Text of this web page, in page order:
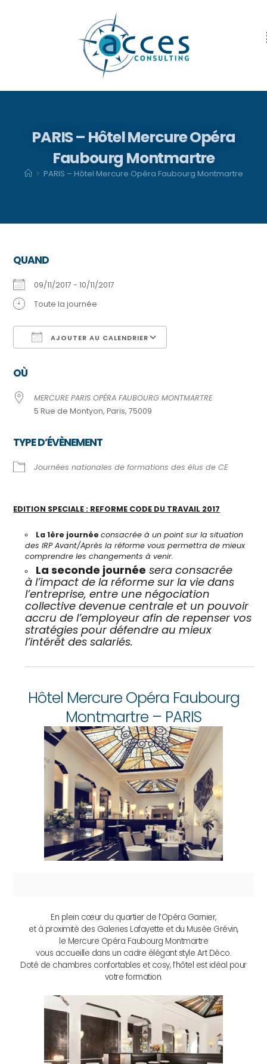
PARIS – Hôtel Mercure Opéra
Faubourg Montmartre
> PARIS – Hôtel Mercure Opéra Faubourg Montmartre
QUAND
09/11/2017 - 10/11/2017
Toute la journée
AJOUTER AU CALENDRIER
OÙ
MERCURE PARIS OPÉRA FAUBOURG MONTMARTRE
5 Rue de Montyon, Paris, 75009
TYPE D’ÉVÈNEMENT
Journées nationales de formations des élus de CE
EDITION SPECIALE : REFORME CODE DU TRAVAIL 2017
La 1ère journée consacrée à un point sur la situation
des IRP Avant/Après la réforme vous permettra de mieux
comprendre les changements à venir.
La seconde journée sera consacrée
à l’impact de la réforme sur la vie dans
l’entreprise, entre une négociation
collective devenue centrale et un pouvoir
accru de l’employeur afin de repenser vos
stratégies pour défendre au mieux
l’intérêt des salariés.
Hôtel Mercure Opéra Faubourg
Montmartre – PARIS
En plein cœur du quartier de l’Opéra Garnier,
et à proximité des Galeries Lafayette et du Musée Grévin,
le Mercure Opéra Faubourg Montmartre
vous accueille dans un cadre élégant style Art Déco.
Doté de chambres confortables et cosy, l’hôtel est idéal pour
votre formation.